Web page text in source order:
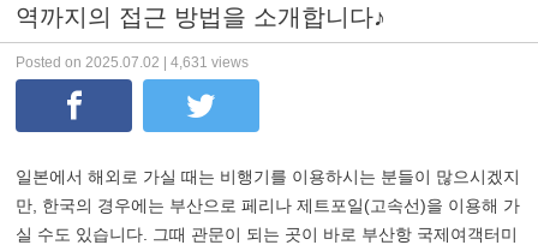
역까지의 접근 방법을 소개합니다♪
Posted on 2025.07.02 | 4,631 views
일본에서 해외로 가실 때는 비행기를 이용하시는 분들이 많으시겠지
만, 한국의 경우에는 부산으로 페리나 제트포일(고속선)을 이용해 가
실 수도 있습니다. 그때 관문이 되는 곳이 바로 부산항 국제여객터미